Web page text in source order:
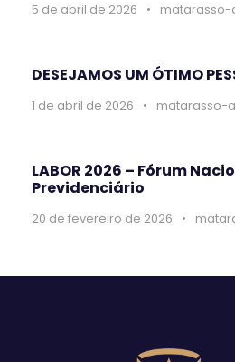
5 de abril de 2026 • matarasso-
DESEJAMOS UM ÓTIMO
1 de abril de 2026 • matarasso-
LABOR 2026 – Fórum
Previdenciário
20 de fevereiro de 2026 •